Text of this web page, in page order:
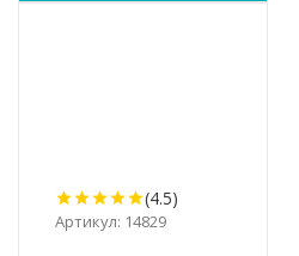
(4.5)
Артикул: 14829